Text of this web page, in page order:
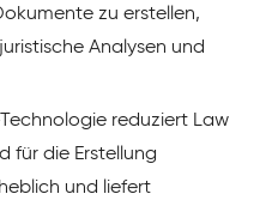
zu erstellen,
Analysen und
reduziert Law
für die Erstellung
und liefert